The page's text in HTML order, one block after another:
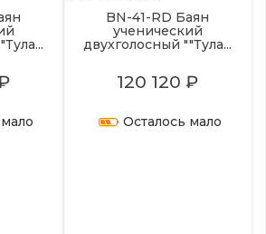
BN-41-RD Баян
ученический
двухголосный ""Тула...
120 120 ₽
Осталось мало